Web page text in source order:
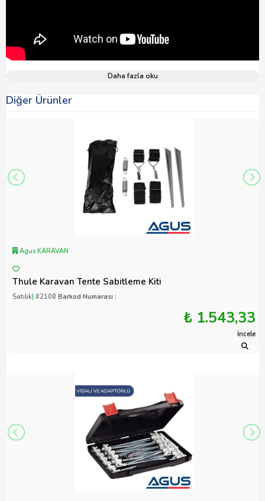
Daha fazla oku
Diğer Ürünler
Agus KARAVAN
Thule Karavan Tente Sabitleme Kiti
Satılık| #2108 Barkod Numarası :
₺ 1.543,33
İncele